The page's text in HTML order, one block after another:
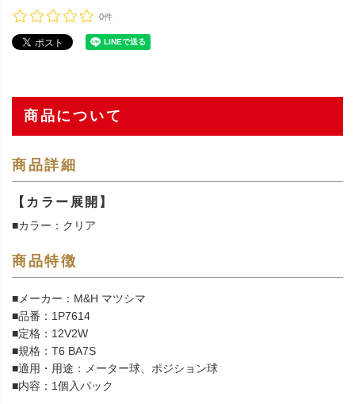
0件
商品について
商品詳細
【カラー展開】
■カラー：クリア
商品特徴
■メーカー：M&H マツシマ
■品番：1P7614
■定格：12V2W
■規格：T6 BA7S
■適用・用途：メーター球、ポジション球
■内容：1個入パック